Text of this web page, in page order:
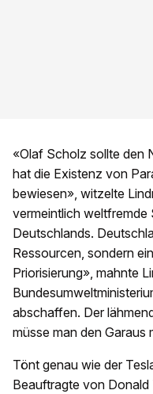
«Olaf Scholz sollte den
hat die Existenz von
bewiesen», witzelte
vermeintlich
Deutschlands.
Ressourcen, sondern
Priorisierung», mahnte
abschaffen. Der
müsse man den Garaus
Tönt genau wie der
Beauftragte von